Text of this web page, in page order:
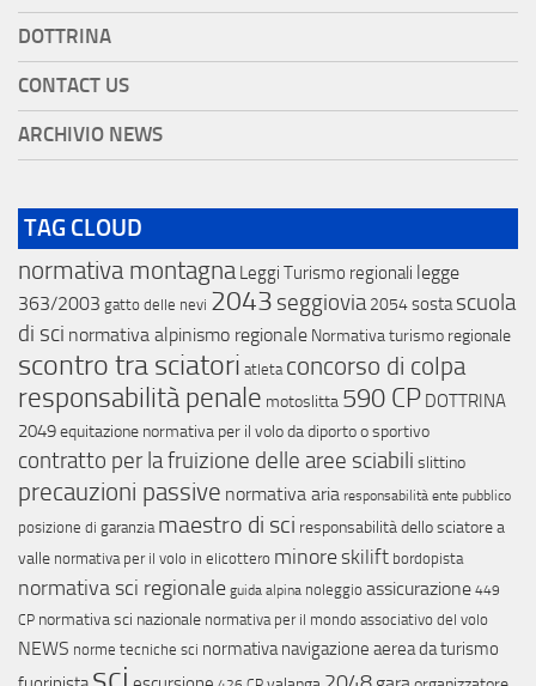
DOTTRINA
CONTACT US
ARCHIVIO NEWS
TAG CLOUD
normativa montagna Leggi Turismo regionali legge
363/2003 gatto delle nevi 2043 seggiovia 2054sosta scuola
di sci normativa alpinismo regionale Normativa turismo regionale
scontro tra sciatori atleta concorso di colpa
responsabilità penale motoslitta 590 CP DOTTRINA
2049equitazione normativa per il volo da diporto o sportivo
contratto per la fruizione delle aree sciabili slittino
precauzioni passive normativa aria responsabilità ente pubblico
posizione di garanzia maestro di sci responsabilità dello sciatore a
valle normativa per il volo in elicottero minoreskilift bordopista
normativa sci regionale guida alpina noleggio assicurazione 449
CP normativa sci nazionale normativa per il mondo associativo del volo
NEWS norme tecniche sci normativa navigazione aerea da turismo